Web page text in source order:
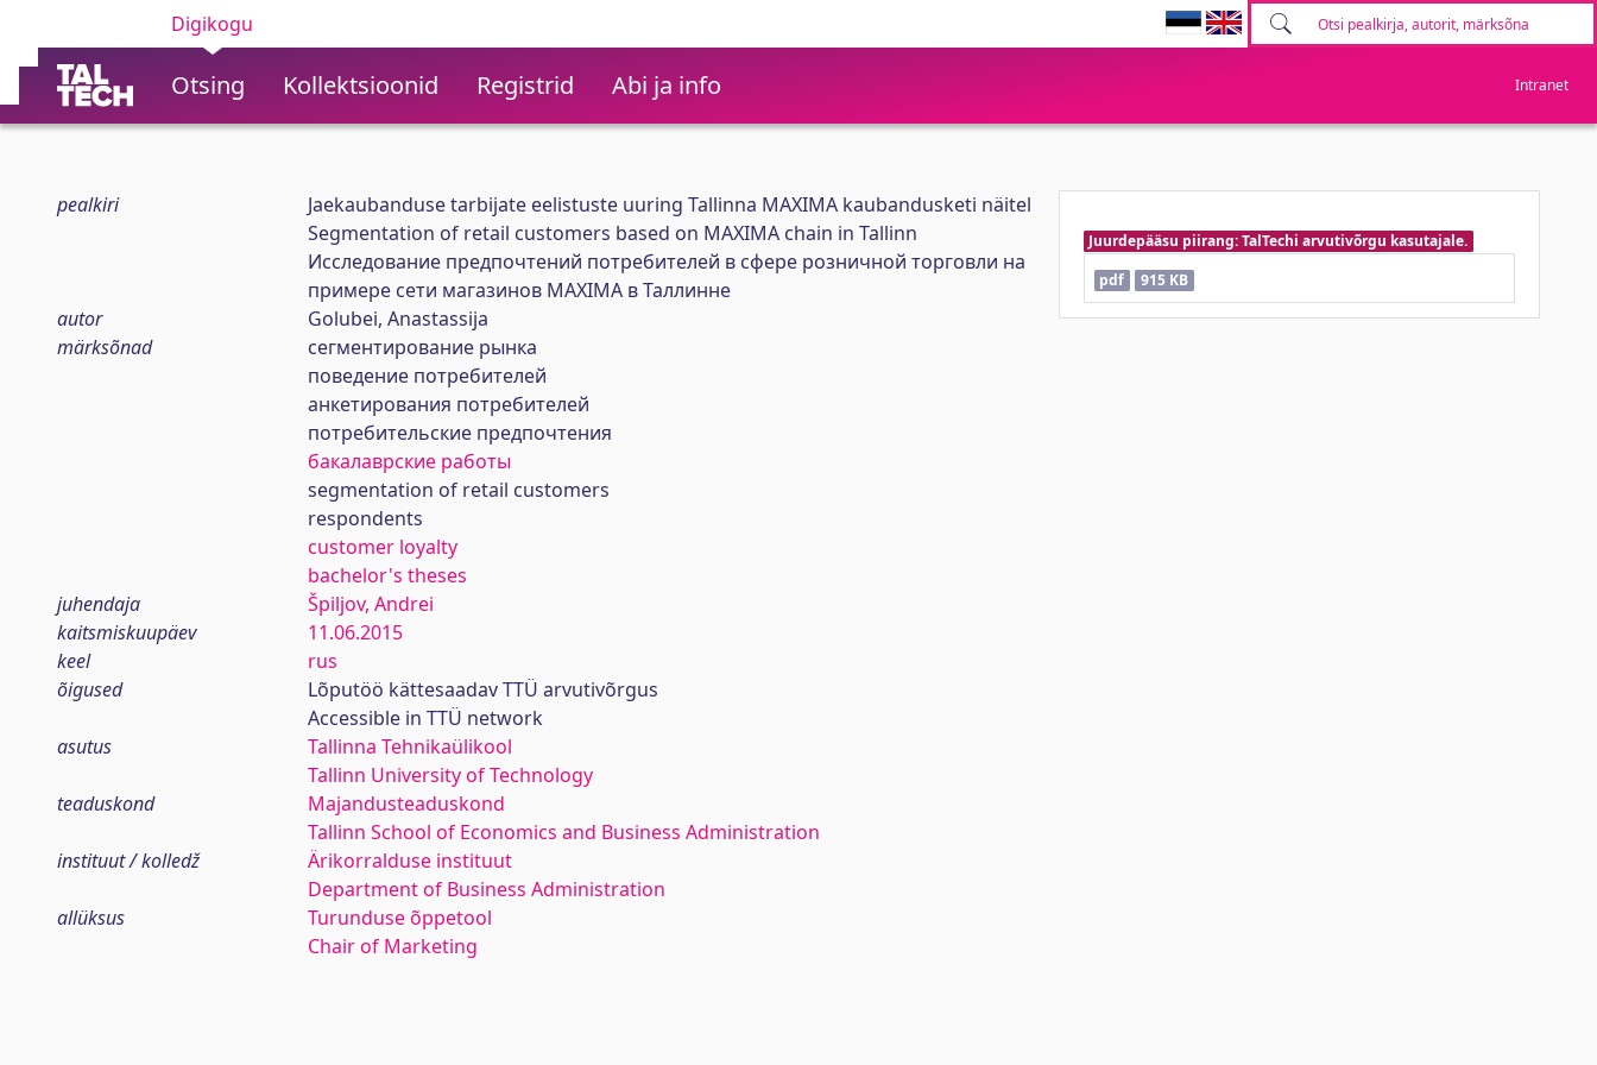
Digikogu
Otsing Kollektsioonid Registrid Abi ja info Intranet
pealkiri
Jaekaubanduse tarbijate eelistuste uuring Tallinna MAXIMA kaubandusketi näitel
Segmentation of retail customers based on MAXIMA chain in Tallinn
Исследование предпочтений потребителей в сфере розничной торговли на
примере сети магазинов MAXIMA в Таллинне
autor
Golubei, Anastassija
märksõnad
сегментированиe рынка
поведение потребителей
анкетирования потребителей
потребительскиe предпочтения
бакалаврские работы
segmentation of retail customers
respondents
customer loyalty
bachelor's theses
juhendaja
Špiljov, Andrei
kaitsmiskuupäev
11.06.2015
keel
rus
õigused
Lõputöö kättesaadav TTÜ arvutivõrgus
Accessible in TTÜ network
asutus
Tallinna Tehnikaülikool
Tallinn University of Technology
teaduskond
Majandusteaduskond
Tallinn School of Economics and Business Administration
instituut / kolledž
Ärikorralduse instituut
Department of Business Administration
allüksus
Turunduse õppetool
Chair of Marketing
Juurdepääsu piirang: TalTechi arvutivõrgu kasutajale.
pdf
915 KB